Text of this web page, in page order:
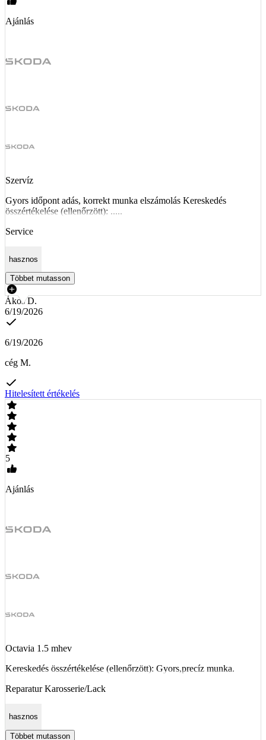
Ajánlás
Szervíz
Gyors időpont adás, korrekt munka elszámolás Kereskedés
összértékelése (ellenőrzött): .....
Service
hasznos
Többet mutasson
Ákos D.
6/19/2026
6/19/2026
cég M.
Hitelesített értékelés
5
Ajánlás
Octavia 1.5 mhev
Kereskedés összértékelése (ellenőrzött): Gyors,precíz munka.
Reparatur Karosserie/Lack
hasznos
Többet mutasson